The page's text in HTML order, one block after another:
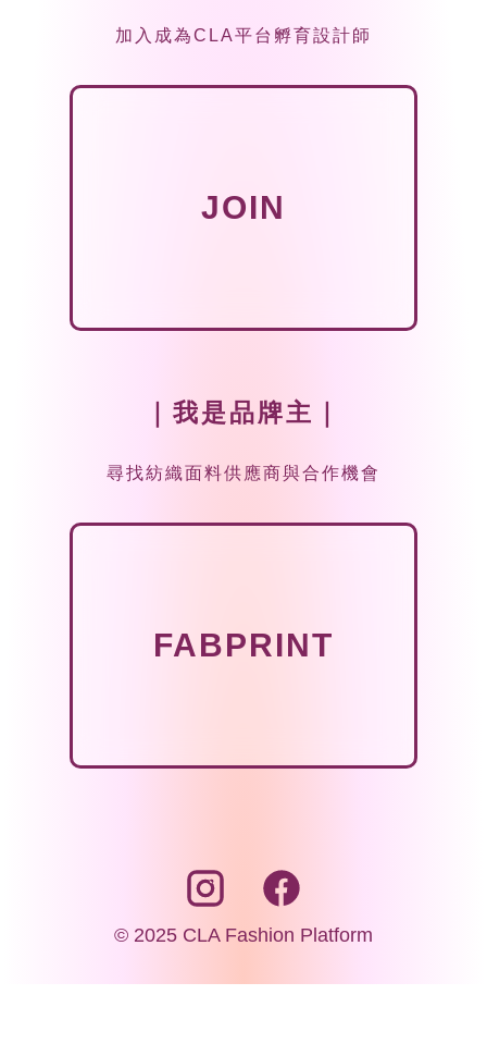
加入成為CLA平台孵育設計師
JOIN
｜我是品牌主｜
尋找紡織面料供應商與合作機會
FABPRINT
© 2025 CLA Fashion Platform